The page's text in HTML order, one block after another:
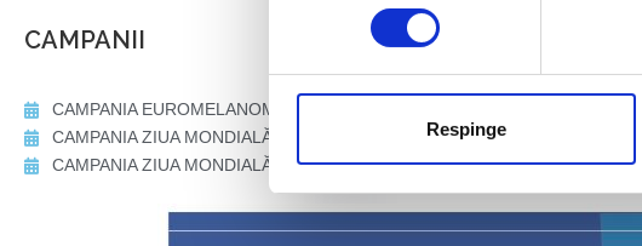
Respinge
CAMPANII
CAMPANIA EUROMELANOMA DAY – mai – august 2026
CAMPANIA ZIUA MONDIALĂ A DERMATITEI ATOPICE – 14 septembrie 2026
CAMPANIA ZIUA MONDIALĂ A PSORIAZISULUI – 29 octombrie 2026